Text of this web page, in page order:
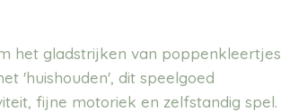
het gladstrijken van poppenkleertjes
'huishouden', dit speelgoed
fijne motoriek en zelfstandig spel.